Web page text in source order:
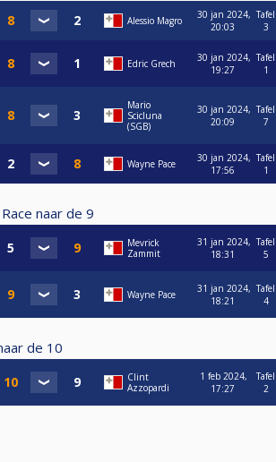
Alessio Magro
30 jan 2024,
20:03
Tafel
3
Edric Grech
30 jan 2024,
19:27
Tafel
1
Mario
Scicluna
(SGB)
30 jan 2024,
20:09
Tafel
7
Wayne Pace
30 jan 2024,
17:56
Tafel
1
Race naar de 9
Mevrick
Zammit
31 jan 2024,
18:31
Tafel
5
Wayne Pace
31 jan 2024,
18:21
Tafel
4
de 10
Clint
Azzopardi
1 feb 2024,
17:27
Tafel
2